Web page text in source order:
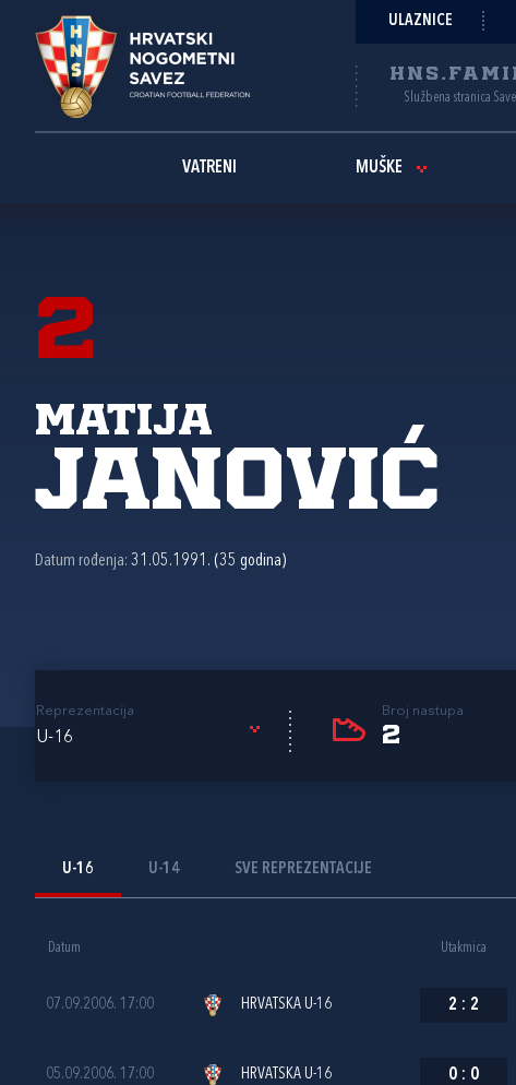
ULAZNICE
Službena stranica
VATRENI MUŠKE
2
Matija
Janović
Datum rođenja: 31.05.1991. (35 godina)
Reprezentacija
U-16
Broj nastupa
2
U-16 U-14 SVE REPREZENTACIJE
Datum Utakmica
07.09.2006. 17:00 HRVATSKA U-16 2 : 2
05.09.2006. 17:00 HRVATSKA U-16 0 : 0